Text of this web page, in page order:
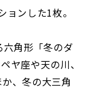
ンした1枚。
角形「冬のダ
ヤ座や天の川、
、冬の大三角